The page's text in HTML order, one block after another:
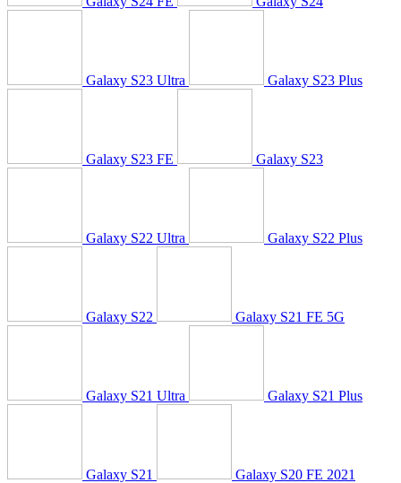
Galaxy S23 Ultra Galaxy S23 Plus
Galaxy S23 FE Galaxy S23
Galaxy S22 Ultra Galaxy S22 Plus
Galaxy S22 Galaxy S21 FE 5G
Galaxy S21 Ultra Galaxy S21 Plus
Galaxy S21 Galaxy S20 FE 2021